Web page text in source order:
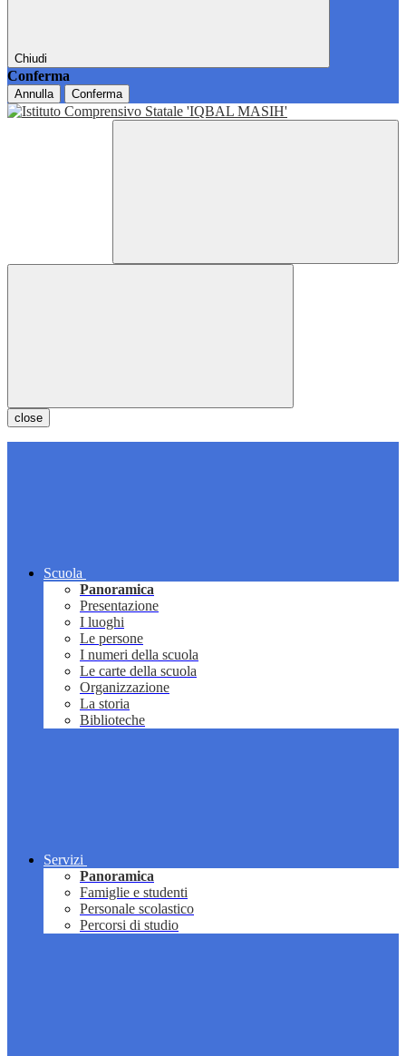
Chiudi
Conferma
Annulla Conferma
close
Scuola
Panoramica
Presentazione
I luoghi
Le persone
I numeri della scuola
Le carte della scuola
Organizzazione
La storia
Biblioteche
Servizi
Panoramica
Famiglie e studenti
Personale scolastico
Percorsi di studio